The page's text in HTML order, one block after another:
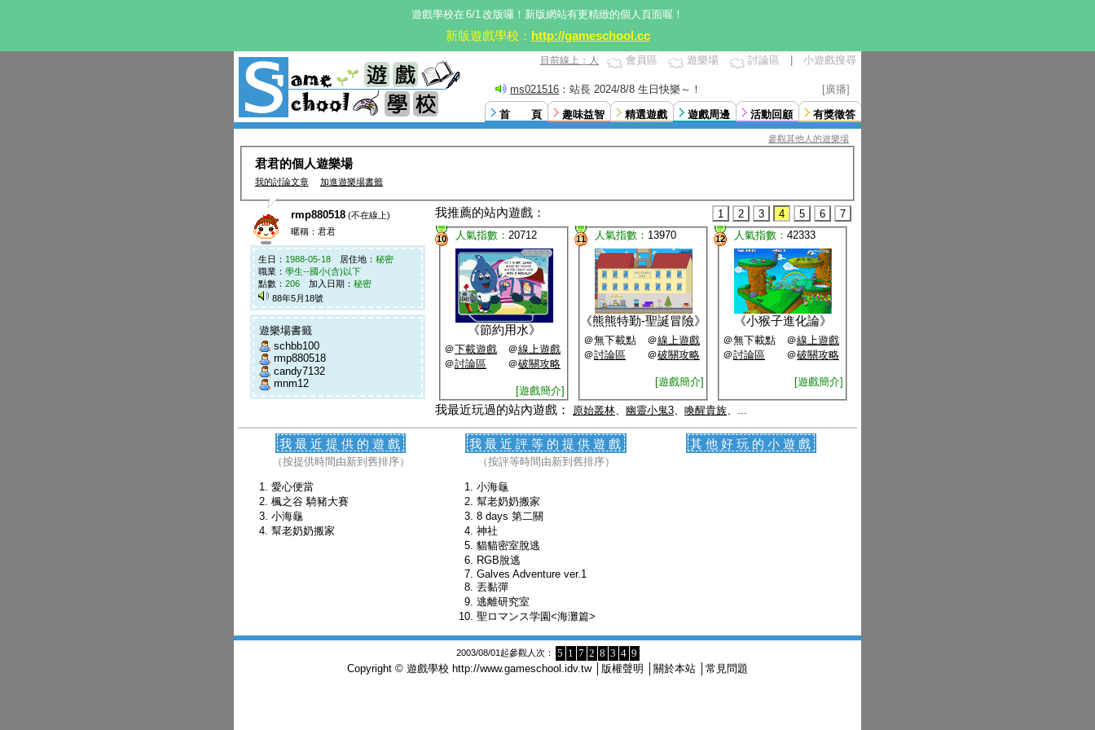
遊戲學校在 6/1改版囉！新版網站有更精緻的個人頁面喔！
新版遊戲學校： http://gameschool.cc
目前線上：人 會員區 遊樂場 討論區 小遊戲搜尋
ms021516 ：站長 2024/8/8 生日快樂～！ [廣播]
首 頁 趣味益智 精選遊戲 遊戲周邊 活動回顧 有獎徵答
參觀其他人的遊樂場
君君的個人遊樂場
我的討論文章 加進遊樂場書籤
rmp880518 (不在線上)
暱稱：君君
生日： 1988-05-18 居住地： 秘密
職業： 學生--國小(含)以下
點數： 206 加入日期： 秘密
88年5月18號
學生
遊樂場書籤
schbb100
rmp880518
candy7132
mnm12
我推薦的站內遊戲： 1 2 3 4 5 6 7
10 人氣指數： 20712
《節約用水》
＠下載遊戲 ＠線上遊戲
＠討論區 ＠破關攻略
[遊戲簡介]
11 人氣指數： 13970
《熊熊特勤-聖誕冒險》
＠無下載點 ＠線上遊戲
＠討論區 ＠破關攻略
[遊戲簡介]
12 人氣指數： 42333
《小猴子進化論》
＠無下載點 ＠線上遊戲
＠討論區 ＠破關攻略
[遊戲簡介]
我最近玩過的站內遊戲： 原始叢林 幽靈小鬼3 喚醒貴族
我最近提供的遊戲
（按提供時間由新到舊排序）
愛心便當
楓之谷 騎豬大賽
小海龜
幫老奶奶搬家
我最近評等的提供遊戲
（按評等時間由新到舊排序）
小海龜
幫老奶奶搬家
8 days 第二關
神社
貓貓密室脫逃
RGB脫逃
Galves Adventure ver.1
丟黏彈
逃離研究室
聖ロマンス学園<海灘篇>
其他好玩的小遊戲
2003/08/01起參觀人次： 5 1 7 2 8 3 4 9
Copyright © 遊戲學校 http://www.gameschool.idv.tw│ 版權聲明 關於本站 常見問題